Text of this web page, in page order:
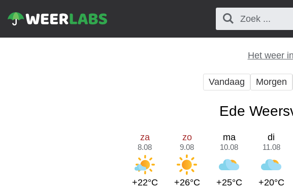
Het weer
Vandaag Morgen
Ede
za
8.08
+22°C
zo
9.08
+26°C
ma
10.08
+25°C
di
11.08
+20°C